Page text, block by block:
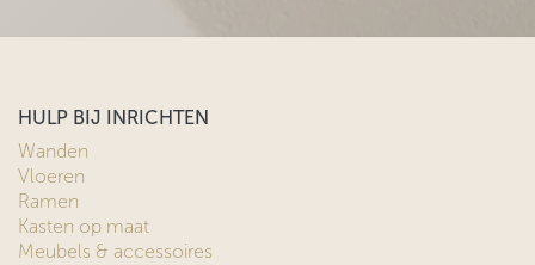
HULP BIJ INRICHTEN
Wanden
Vloeren
Ramen
Kasten op maat
Meubels & accessoires